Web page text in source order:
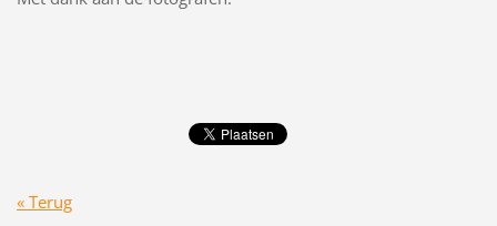
« Terug